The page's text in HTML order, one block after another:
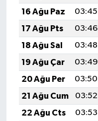
16 Ağu Paz
03:45
17 Ağu Pts
03:46
18 Ağu Sal
03:48
19 Ağu Çar
03:49
20 Ağu Per
03:50
21 Ağu Cum
03:52
22 Ağu Cts
03:53